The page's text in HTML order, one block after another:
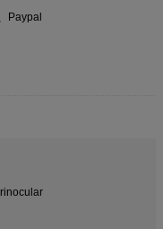
Paypal